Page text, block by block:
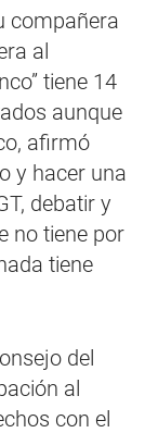
compañera
al
tiene 14
aunque
afirmó
y hacer una
debatir y
no tiene por
tiene
del
al
con el